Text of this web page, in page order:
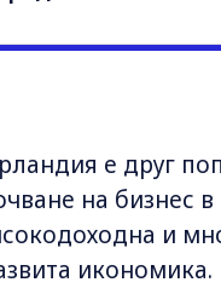
е друг
на бизнес
и
икономика.